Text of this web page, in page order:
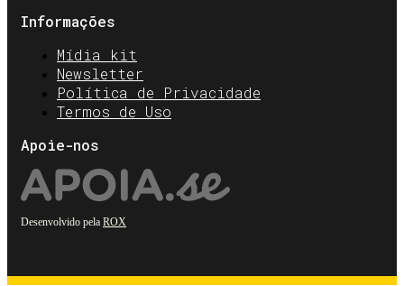
Informações
Mídia kit
Newsletter
Política de Privacidade
Termos de Uso
Apoie-nos
Desenvolvido pela ROX